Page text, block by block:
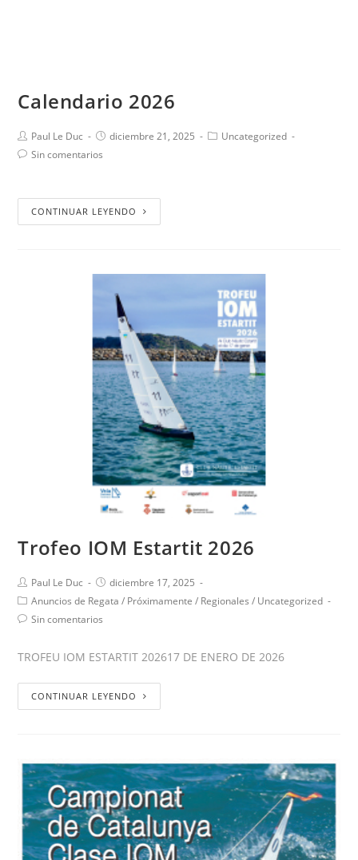
Calendario 2026
Paul Le Duc diciembre 21, 2025
Uncategorized
Sin comentarios
CONTINUAR LEYENDO
Trofeo IOM Estartit 2026
Paul Le Duc
diciembre 17, 2025
Anuncios de Regata / Próximamente / Regionales / Uncategorized
Sin comentarios
TROFEU IOM ESTARTIT 202617 DE ENERO DE 2026
CONTINUAR LEYENDO